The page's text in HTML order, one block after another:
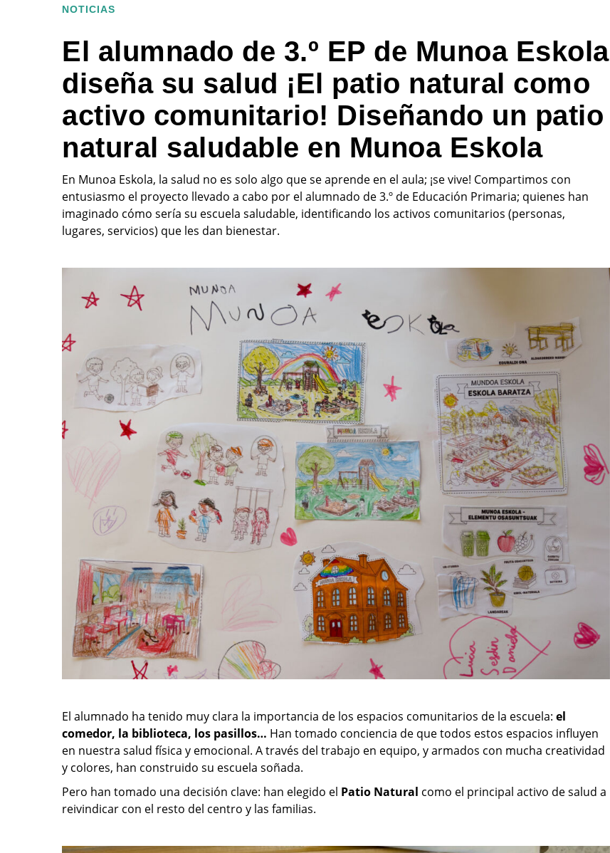
NOTICIAS
El alumnado de 3.º EP de Munoa Eskola
diseña su salud ¡El patio natural como
activo comunitario! Diseñando un patio
natural saludable en Munoa Eskola
En Munoa Eskola, la salud no es solo algo que se aprende en el aula; ¡se vive! Compartimos con
entusiasmo el proyecto llevado a cabo por el alumnado de 3.º de Educación Primaria; quienes han
imaginado cómo sería su escuela saludable, identificando los activos comunitarios (personas,
lugares, servicios) que les dan bienestar.
El alumnado ha tenido muy clara la importancia de los espacios comunitarios de la escuela: el
comedor, la biblioteca, los pasillos… Han tomado conciencia de que todos estos espacios influyen
en nuestra salud física y emocional. A través del trabajo en equipo, y armados con mucha creatividad
y colores, han construido su escuela soñada.
Pero han tomado una decisión clave: han elegido el Patio Natural como el principal activo de salud a
reivindicar con el resto del centro y las familias.